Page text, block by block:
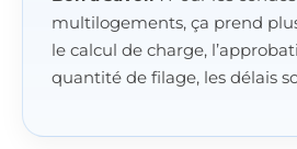
multilogements, ça prend
le calcul de charge,
quantité de filage, les délais